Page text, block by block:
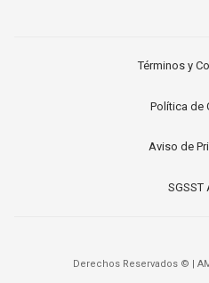
Términos y
Política de
Aviso de
SGSST
Derechos Reservados ©